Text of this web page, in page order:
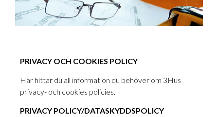
PRIVACY OCH COOKIES POLICY
Här hittar du all information du behöver om 3Hus
privacy- och cookies policies.
PRIVACY POLICY/DATASKYDDSPOLICY